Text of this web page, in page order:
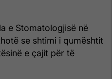
e Stomatologjisë në
se shtimi i qumështit
e çajit për të